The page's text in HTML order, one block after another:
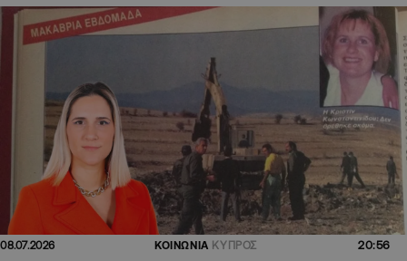
08.07.2026 ΚΟΙΝΩΝΙΑ ΚΥΠΡΟΣ 20:56